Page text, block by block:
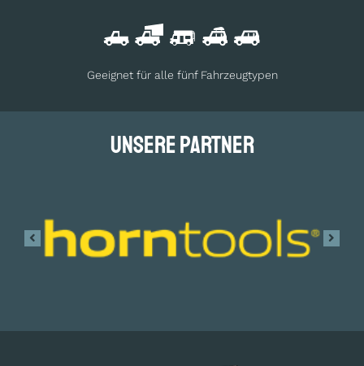
Geeignet für alle fünf Fahrzeugtypen
Unsere Partner